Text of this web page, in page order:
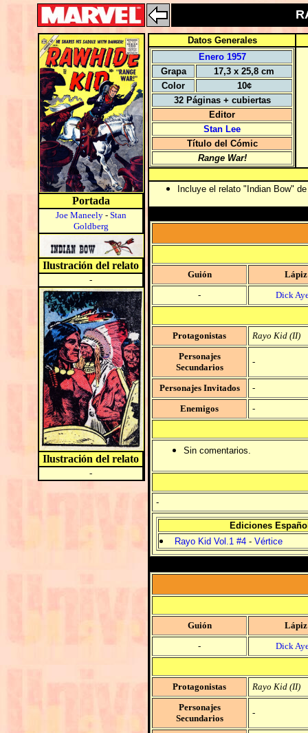
Portada
Joe Maneely- Stan
Goldberg
Ilustración del relato
-
Ilustración del relato
-
Datos Generales
Enero 1957
Grapa
17,3 x 25,8 cm
Color
10¢
32 Páginas + cubiertas
Editor
Stan Lee
Título del Cómic
Range War!
Incluye el relato "Indian Bow"
Guión
Lápiz
-
Dick
Protagonistas
Rayo Kid (II)
Personajes
Secundarios
-
Personajes Invitados
-
Enemigos
-
Sin comentarios.
-
Ediciones
Rayo Kid Vol.1 #4 - Vértice
Guión
Lápiz
-
Dick
Protagonistas
Rayo Kid (II)
Personajes
Secundarios
-